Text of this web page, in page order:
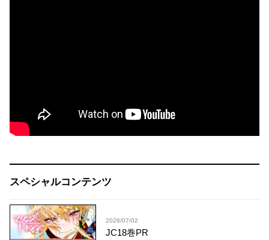
スペシャルコンテンツ
2026/07/02
JC18巻PR